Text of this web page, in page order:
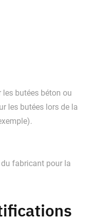
les butées béton ou
les butées lors de la
fabricant pour la